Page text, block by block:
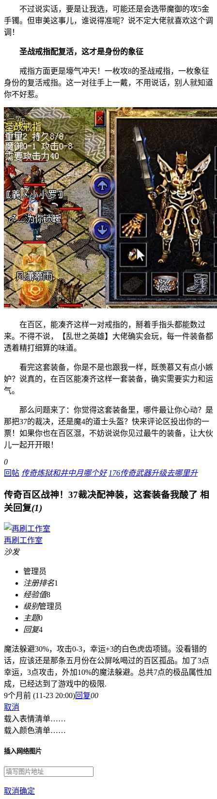
不过说实话，要是让我选，可能还是会选带魔御的攻5金
手镯。但审美这事儿，谁说得准呢？说不定大佬就喜欢这个调
调！
圣战戒指配复活，这才是身份的象征
戒指方面更是壕气冲天！一枚攻8的圣战戒指，一枚象征
身份的复活戒指。这一对往手上一戴，不用说话，别人就知道
你不好惹。
在百区，能凑齐这样一对戒指的，掰着手指头都能数过
来。不得不说，【乱世之英雄】大佬确实会玩，每一件装备都
透着精打细算的味道。
看完这套装备，你是不是也跟我一样，既羡慕又有点小嫉
妒？说真的，在百区能凑齐这样一套装备，确实需要实力和运
气。
那么问题来了：你觉得这套装备里，哪件最让你心动？是
那把37的裁决，还是魔4的道士头盔？快来评论区投出你的一
票！如果你也在百区混，不妨说说你见过最牛的装备，让大伙
儿一起开开眼！
0
回帖 传奇炼狱和井中月哪个好 176传奇武器升级去哪里升
传奇百区战神！37裁决配神装，这套装备我酸了 相
关回复(1)
再刷工作室
沙发
管理员
注册排名1
经验值8
级别管理员
主题0
回复4
魔法躲避30%，攻击0-3，幸运+3的白色虎齿项链。没看错的
话，应该还是那条五月份在公屏吆喝过的百区孤品。加了3点
幸运，3点攻击，外加10%的魔法躲避。总共7点的极品属性加
成，已经达到了游戏中的极限.
9个月前 (11-23 20:00)回复00
取消
载入表情清单……
载入颜色清单……
插入网络图片
取消确定